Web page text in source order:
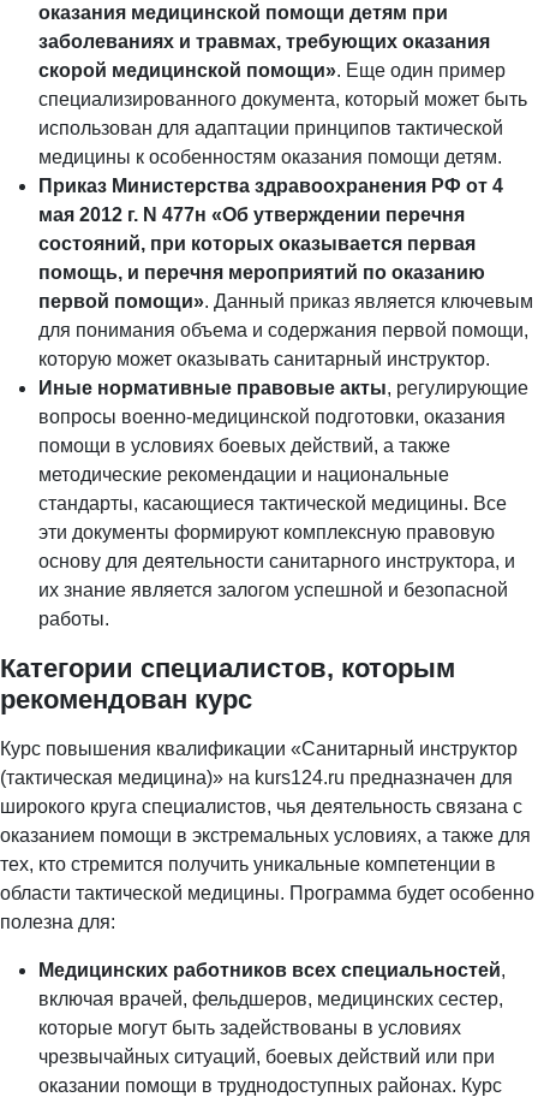
оказания медицинской помощи детям при
заболеваниях и травмах, требующих оказания
скорой медицинской помощи». Еще один пример
специализированного документа, который может быть
использован для адаптации принципов тактической
медицины к особенностям оказания помощи детям.
Приказ Министерства здравоохранения РФ от 4
мая 2012 г. N 477н «Об утверждении перечня
состояний, при которых оказывается первая
помощь, и перечня мероприятий по оказанию
первой помощи». Данный приказ является ключевым
для понимания объема и содержания первой помощи,
которую может оказывать санитарный инструктор.
Иные нормативные правовые акты, регулирующие
вопросы военно-медицинской подготовки, оказания
помощи в условиях боевых действий, а также
методические рекомендации и национальные
стандарты, касающиеся тактической медицины. Все
эти документы формируют комплексную правовую
основу для деятельности санитарного инструктора, и
их знание является залогом успешной и безопасной
работы.
Категории специалистов, которым
рекомендован курс
Курс повышения квалификации «Санитарный инструктор
(тактическая медицина)» на kurs124.ru предназначен для
широкого круга специалистов, чья деятельность связана с
оказанием помощи в экстремальных условиях, а также для
тех, кто стремится получить уникальные компетенции в
области тактической медицины. Программа будет особенно
полезна для:
Медицинских работников всех специальностей,
включая врачей, фельдшеров, медицинских сестер,
которые могут быть задействованы в условиях
чрезвычайных ситуаций, боевых действий или при
оказании помощи в труднодоступных районах. Курс